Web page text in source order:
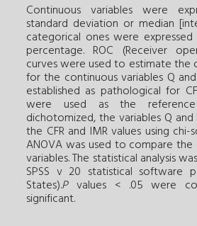
Continuous variables were
standard deviation or median
categorical ones were
percentage. ROC (Receiver
curves were used to estimate the
for the continuous variables Q
established as pathological for
were used as the
dichotomized, the variables Q
the CFR and IMR values using
ANOVA was used to compare
variables. The statistical analysis
SPSS v 20 statistical software
States).Pvalues < .05 were
significant.